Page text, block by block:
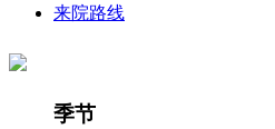
来院路线
季节